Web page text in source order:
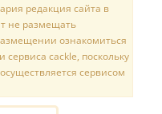
редакция сайта в
не размещать
ознакомиться
cackle, поскольку
сервисом